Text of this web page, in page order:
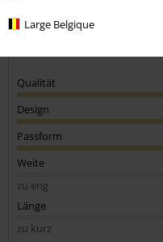
Large Belgique
Qualität
Design
Passform
Weite
zu eng
Länge
zu kurz